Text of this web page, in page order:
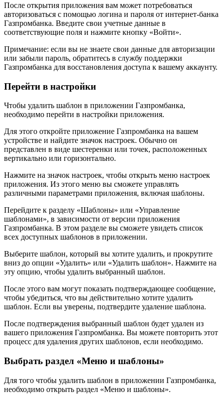
После открытия приложения вам может потребоваться
авторизоваться с помощью логина и пароля от интернет-банка
Газпромбанка. Введите свои учетные данные в
соответствующие поля и нажмите кнопку «Войти».
Примечание: если вы не знаете свои данные для авторизации
или забыли пароль, обратитесь в службу поддержки
Газпромбанка для восстановления доступа к вашему аккаунту.
Перейти в настройки
Чтобы удалить шаблон в приложении Газпромбанка,
необходимо перейти в настройки приложения.
Для этого откройте приложение Газпромбанка на вашем
устройстве и найдите значок настроек. Обычно он
представлен в виде шестеренки или точек, расположенных
вертикально или горизонтально.
Нажмите на значок настроек, чтобы открыть меню настроек
приложения. Из этого меню вы сможете управлять
различными параметрами приложения, включая шаблоны.
Перейдите к разделу «Шаблоны» или «Управление
шаблонами», в зависимости от версии приложения
Газпромбанка. В этом разделе вы сможете увидеть список
всех доступных шаблонов в приложении.
Выберите шаблон, который вы хотите удалить, и прокрутите
вниз до опции «Удалить» или «Удалить шаблон». Нажмите на
эту опцию, чтобы удалить выбранный шаблон.
После этого вам могут показать подтверждающее сообщение,
чтобы убедиться, что вы действительно хотите удалить
шаблон. Если вы уверены, подтвердите удаление шаблона.
После подтверждения выбранный шаблон будет удален из
вашего приложения Газпромбанка. Вы можете повторить этот
процесс для удаления других шаблонов, если необходимо.
Выбрать раздел «Меню и шаблоны»
Для того чтобы удалить шаблон в приложении Газпромбанка,
необходимо открыть раздел «Меню и шаблоны».